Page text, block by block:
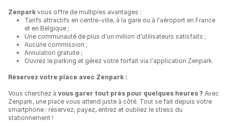
Zenpark vous offre de multiples avantages :
Tarifs attractifs en centre-ville, à la gare ou à l'aéroport en France
et en Belgique ;
Une communauté de plus d'un million d'utilisateurs satisfaits ;
Aucune commission ;
Annulation gratuite ;
Ouvrez le parking et gérez votre forfait via l'application Zenpark.
Réservez votre place avec Zenpark :
Vous cherchez à vous garer tout près pour quelques heures ? Avec
Zenpark, une place vous attend juste à côté. Tout se fait depuis votre
smartphone : réservez, payez, entrez et oubliez le stress du
stationnement !